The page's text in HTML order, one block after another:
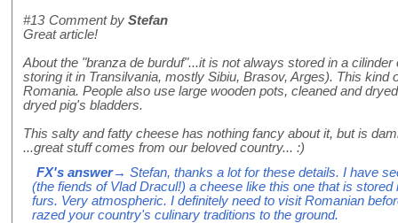
#13 Comment by Stefan
Great article!
About the "branza de burduf"...it is not always stored in a
storing it in Transilvania, mostly Sibiu, Brasov, Arges). This kind
Romania. People also use large wooden pots, cleaned and
dryed pig's bladders.
This salty and fatty cheese has nothing fancy about it, but is
...great stuff comes from our beloved country... :)
FX's answer→ Stefan, thanks a lot for these details. I have
(the fiends of Vlad Dracul!) a cheese like this one that is
furs. Very atmospheric. I definitely need to visit Romanian
razed your country's culinary traditions to the ground.